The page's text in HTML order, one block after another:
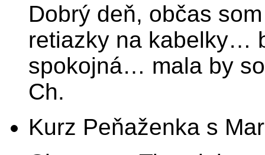
Dobrý deň, občas
retiazky na kabelky…
spokojná… mala by
Ch.
Kurz Peňaženka s